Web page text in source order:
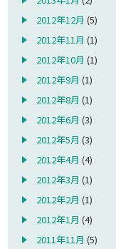
2012年12月 (5)
2012年11月 (1)
2012年10月 (1)
2012年9月 (1)
2012年8月 (1)
2012年6月 (3)
2012年5月 (3)
2012年4月 (4)
2012年3月 (1)
2012年2月 (1)
2012年1月 (4)
2011年11月 (5)